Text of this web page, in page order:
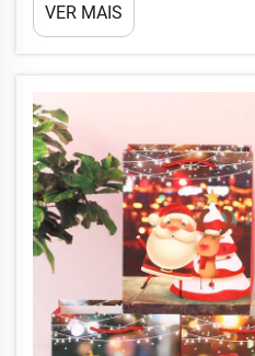
Uma das ferramentas mais
VER MAIS